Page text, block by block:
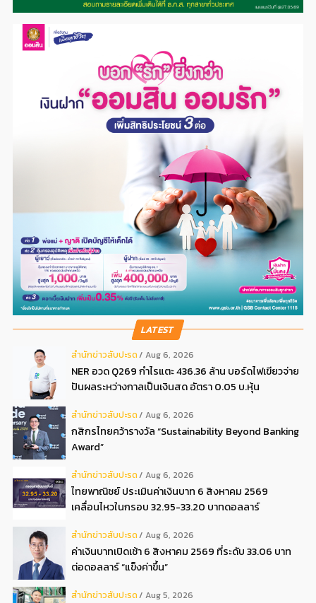
LATEST
สํานักข่าวสับปะรด
Aug 6, 2026
NER อวด Q269 กำไรแตะ 436.36 ล้าน บอร์ดไฟเขียวจ่าย
ปันผลระหว่างกาลเป็นเงินสด อัตรา 0.05 บ.หุ้น
สํานักข่าวสับปะรด Aug 6, 2026
กสิกรไทยคว้ารางวัล “Sustainability Beyond Banking
Award”
สํานักข่าวสับปะรด Aug 6, 2026
ไทยพาณิชย์ ประเมินค่าเงินบาท 6 สิงหาคม 2569
เคลื่อนไหวในกรอบ 32.95-33.20 บาทดอลลาร์
สํานักข่าวสับปะรด Aug 6, 2026
ค่าเงินบาทเปิดเช้า 6 สิงหาคม 2569 ที่ระดับ 33.06 บาท
ต่อดอลลาร์ “แข็งค่าขึ้น”
สํานักข่าวสับปะรด Aug 5, 2026